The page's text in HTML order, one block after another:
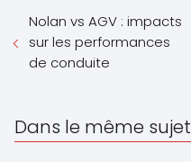
Nolan vs AGV : impacts
sur les performances
de conduite
Dans le même sujet